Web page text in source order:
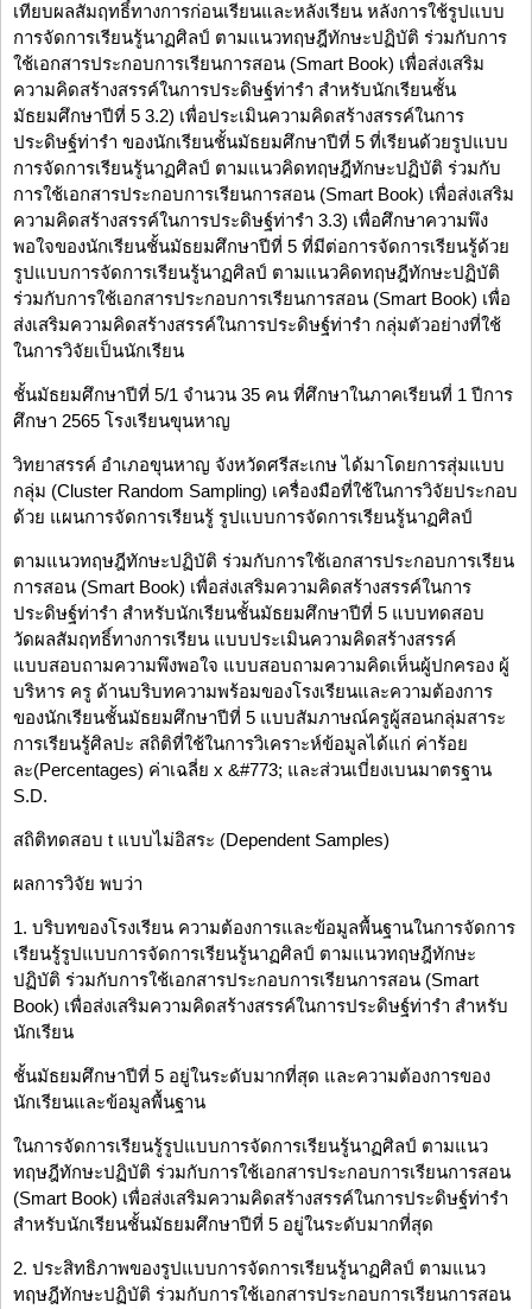
เทียบผลสัมฤทธิ์ทางการก่อนเรียนและหลังเรียน หลังการใช้รูปแบบ
การจัดการเรียนรู้นาฏศิลป์ ตามแนวทฤษฎีทักษะปฏิบัติ ร่วมกับการ
ใช้เอกสารประกอบการเรียนการสอน (Smart Book) เพื่อส่งเสริม
ความคิดสร้างสรรค์ในการประดิษฐ์ท่ารำ สำหรับนักเรียนชั้น
มัธยมศึกษาปีที่ 5 3.2) เพื่อประเมินความคิดสร้างสรรค์ในการ
ประดิษฐ์ท่ารำ ของนักเรียนชั้นมัธยมศึกษาปีที่ 5 ที่เรียนด้วยรูปแบบ
การจัดการเรียนรู้นาฏศิลป์ ตามแนวคิดทฤษฎีทักษะปฏิบัติ ร่วมกับ
การใช้เอกสารประกอบการเรียนการสอน (Smart Book) เพื่อส่งเสริม
ความคิดสร้างสรรค์ในการประดิษฐ์ท่ารำ 3.3) เพื่อศึกษาความพึง
พอใจของนักเรียนชั้นมัธยมศึกษาปีที่ 5 ที่มีต่อการจัดการเรียนรู้ด้วย
รูปแบบการจัดการเรียนรู้นาฏศิลป์ ตามแนวคิดทฤษฎีทักษะปฏิบัติ
ร่วมกับการใช้เอกสารประกอบการเรียนการสอน (Smart Book) เพื่อ
ส่งเสริมความคิดสร้างสรรค์ในการประดิษฐ์ท่ารำ กลุ่มตัวอย่างที่ใช้
ในการวิจัยเป็นนักเรียน
ชั้นมัธยมศึกษาปีที่ 5/1 จำนวน 35 คน ที่ศึกษาในภาคเรียนที่ 1 ปีการ
ศึกษา 2565 โรงเรียนขุนหาญ
วิทยาสรรค์ อำเภอขุนหาญ จังหวัดศรีสะเกษ ได้มาโดยการสุ่มแบบ
กลุ่ม (Cluster Random Sampling) เครื่องมือที่ใช้ในการวิจัยประกอบ
ด้วย แผนการจัดการเรียนรู้ รูปแบบการจัดการเรียนรู้นาฏศิลป์
ตามแนวทฤษฎีทักษะปฏิบัติ ร่วมกับการใช้เอกสารประกอบการเรียน
การสอน (Smart Book) เพื่อส่งเสริมความคิดสร้างสรรค์ในการ
ประดิษฐ์ท่ารำ สำหรับนักเรียนชั้นมัธยมศึกษาปีที่ 5 แบบทดสอบ
วัดผลสัมฤทธิ์ทางการเรียน แบบประเมินความคิดสร้างสรรค์
แบบสอบถามความพึงพอใจ แบบสอบถามความคิดเห็นผู้ปกครอง ผู้
บริหาร ครู ด้านบริบทความพร้อมของโรงเรียนและความต้องการ
ของนักเรียนชั้นมัธยมศึกษาปีที่ 5 แบบสัมภาษณ์ครูผู้สอนกลุ่มสาระ
การเรียนรู้ศิลปะ สถิติที่ใช้ในการวิเคราะห์ข้อมูลได้แก่ ค่าร้อย
ละ(Percentages) ค่าเฉลี่ย x &#773; และส่วนเบี่ยงเบนมาตรฐาน
S.D.
สถิติทดสอบ t แบบไม่อิสระ (Dependent Samples)
ผลการวิจัย พบว่า
1. บริบทของโรงเรียน ความต้องการและข้อมูลพื้นฐานในการจัดการ
เรียนรู้รูปแบบการจัดการเรียนรู้นาฏศิลป์ ตามแนวทฤษฎีทักษะ
ปฏิบัติ ร่วมกับการใช้เอกสารประกอบการเรียนการสอน (Smart
Book) เพื่อส่งเสริมความคิดสร้างสรรค์ในการประดิษฐ์ท่ารำ สำหรับ
นักเรียน
ชั้นมัธยมศึกษาปีที่ 5 อยู่ในระดับมากที่สุด และความต้องการของ
นักเรียนและข้อมูลพื้นฐาน
ในการจัดการเรียนรู้รูปแบบการจัดการเรียนรู้นาฏศิลป์ ตามแนว
ทฤษฎีทักษะปฏิบัติ ร่วมกับการใช้เอกสารประกอบการเรียนการสอน
(Smart Book) เพื่อส่งเสริมความคิดสร้างสรรค์ในการประดิษฐ์ท่ารำ
สำหรับนักเรียนชั้นมัธยมศึกษาปีที่ 5 อยู่ในระดับมากที่สุด
2. ประสิทธิภาพของรูปแบบการจัดการเรียนรู้นาฏศิลป์ ตามแนว
ทฤษฎีทักษะปฏิบัติ ร่วมกับการใช้เอกสารประกอบการเรียนการสอน